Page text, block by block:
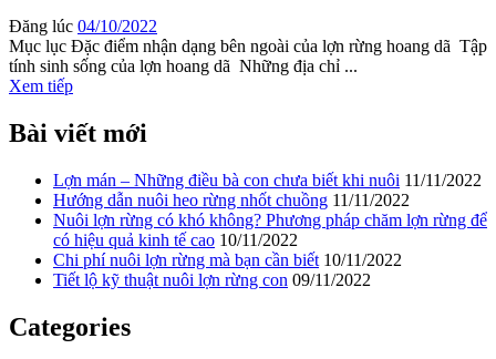
Đăng lúc 04/10/2022
Mục lục Đặc điểm nhận dạng bên ngoài của lợn rừng hoang dã Tập
tính sinh sống của lợn hoang dã Những địa chỉ ...
Xem tiếp
Bài viết mới
Lợn mán – Những điều bà con chưa biết khi nuôi 11/11/2022
Hướng dẫn nuôi heo rừng nhốt chuồng 11/11/2022
Nuôi lợn rừng có khó không? Phương pháp chăm lợn rừng để
có hiệu quả kinh tế cao 10/11/2022
Chi phí nuôi lợn rừng mà bạn cần biết 10/11/2022
Tiết lộ kỹ thuật nuôi lợn rừng con 09/11/2022
Categories